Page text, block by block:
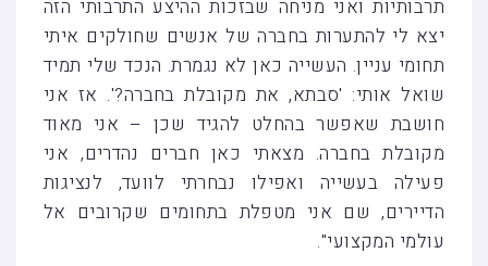
תרבותיות ואני מניחה שבזכות ההיצע התרבותי הזה
יצא לי להתערות בחברה של אנשים שחולקים איתי
תחומי עניין. העשייה כאן לא נגמרת. הנכד שלי תמיד
שואל אותי: 'סבתא, את מקובלת בחברה?'. אז אני
חושבת שאפשר בהחלט להגיד שכן – אני מאוד
מקובלת בחברה. מצאתי כאן חברים נהדרים, אני
פעילה בעשייה ואפילו נבחרתי לוועד, לנציגות
הדיירים, שם אני מטפלת בתחומים שקרובים אל
עולמי המקצועי".